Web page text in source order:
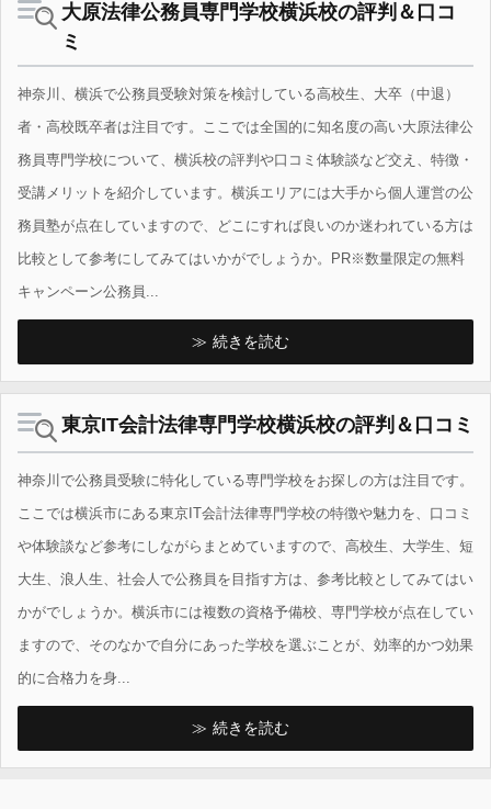
大原法律公務員専門学校横浜校の評判＆口コ
ミ
神奈川、横浜で公務員受験対策を検討している高校生、大卒（中退）
者・高校既卒者は注目です。ここでは全国的に知名度の高い大原法律公
務員専門学校について、横浜校の評判や口コミ体験談など交え、特徴・
受講メリットを紹介しています。横浜エリアには大手から個人運営の公
務員塾が点在していますので、どこにすれば良いのか迷われている方は
比較として参考にしてみてはいかがでしょうか。PR※数量限定の無料
キャンペーン公務員...
続きを読む
東京IT会計法律専門学校横浜校の評判＆口コミ
神奈川で公務員受験に特化している専門学校をお探しの方は注目です。
ここでは横浜市にある東京IT会計法律専門学校の特徴や魅力を、口コミ
や体験談など参考にしながらまとめていますので、高校生、大学生、短
大生、浪人生、社会人で公務員を目指す方は、参考比較としてみてはい
かがでしょうか。横浜市には複数の資格予備校、専門学校が点在してい
ますので、そのなかで自分にあった学校を選ぶことが、効率的かつ効果
的に合格力を身...
続きを読む